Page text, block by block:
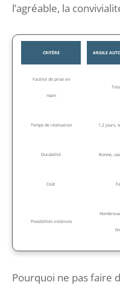
l’agréable, la
CRITÈRE ARGILE
Facilité de prise en
main
Temps de réalisation 1,2 jours,
Durabilité Bonne,
Coût
Possibilités créatives
Pourquoi ne pas faire